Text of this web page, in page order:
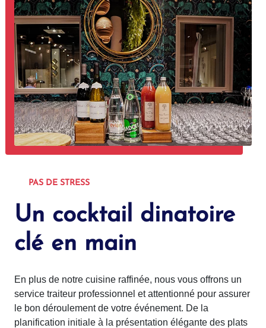
PAS DE STRESS
Un cocktail dinatoire
clé en main
En plus de notre cuisine raffinée, nous vous offrons un
service traiteur professionnel et attentionné pour assurer
le bon déroulement de votre événement. De la
planification initiale à la présentation élégante des plats